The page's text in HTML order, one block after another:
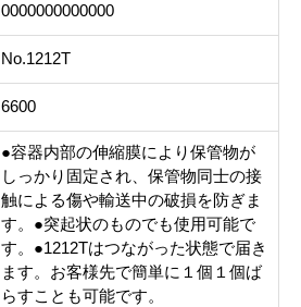
0000000000000
No.1212T
6600
●容器内部の伸縮膜により保管物が
しっかり固定され、保管物同士の接
触による傷や輸送中の破損を防ぎま
す。●突起状のものでも使用可能で
す。●1212Tはつながった状態で届き
ます。お客様先で簡単に１個１個ば
らすことも可能です。